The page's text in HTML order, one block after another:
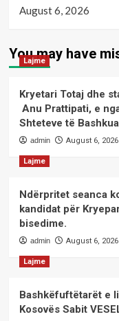
August 6, 2026
You may have
Lajme
Kryetari Totaj dhe
Anu Prattipati, e
Shteteve të
admin August 6, 2026
Lajme
Ndërpritet seanca
kandidat për
bisedime.
admin August 6, 2026
Lajme
Bashkëfuftëtarët e
Kosovës Sabit